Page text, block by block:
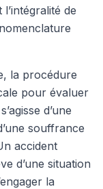
de
la procédure
pour évaluer
d’une
souffrance
accident
d’une situation
la